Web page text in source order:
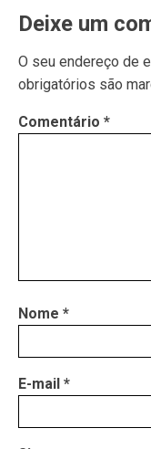
Deixe um
O seu endereço de
obrigatórios são
Comentário *
Nome *
E-mail *